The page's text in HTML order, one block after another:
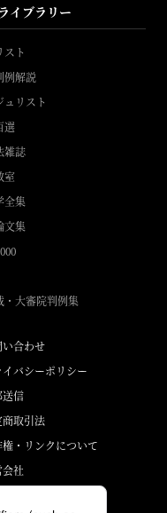
イブラリー
スト
例解説
ュリスト
選
雑誌
室
全集
文集
・大審院判例集
い合わせ
イバシーポリシー
送信
商取引法
・リンクについて
社